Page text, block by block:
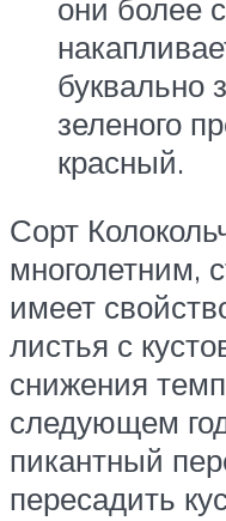
они более
буквально
зеленого
красный.
Сорт
многолетним,
имеет
листья с
снижения
следующем
пикантный
пересадить